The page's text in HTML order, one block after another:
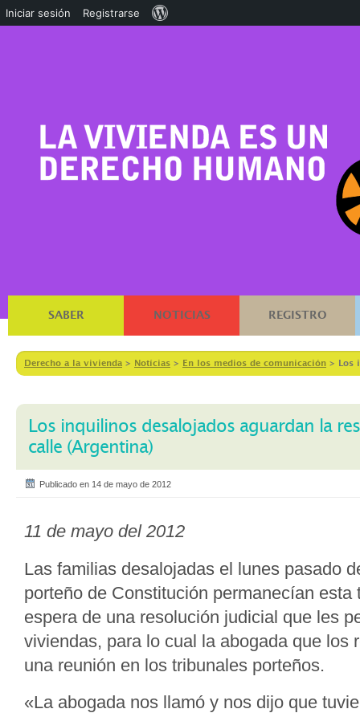
SABER NOTICIAS REGISTRO
Derecho a la vivienda > Notícias > En los medios de comunicación >
Los inquilinos desalojados aguardan la
calle (Argentina)
Publicado en 14 de mayo de 2012
11 de mayo del 2012
Las familias desalojadas el lunes pasado
porteño de Constitución permanecían esta
espera de una resolución judicial que les
viviendas, para lo cual la abogada que los
una reunión en los tribunales porteños.
«La abogada nos llamó y nos dijo que
Iniciar sesión Registrarse